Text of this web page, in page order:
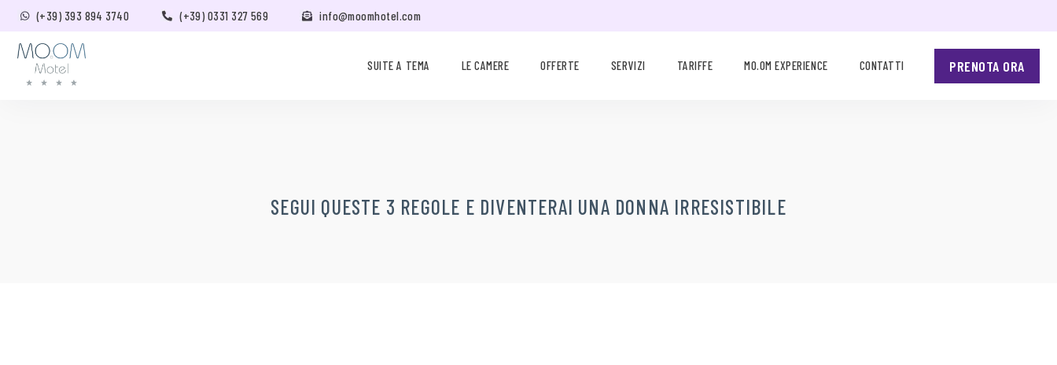
(+39) 393 894 3740 (+39) 0331 327 569 info@moomhotel.com
SUITE A TEMA LE CAMERE OFFERTE SERVIZI TARIFFE MO.OM EXPERIENCE CONTATTI PRENOTA ORA
SEGUI QUESTE 3 REGOLE E DIVENTERAI UNA DONNA IRRESISTIBILE